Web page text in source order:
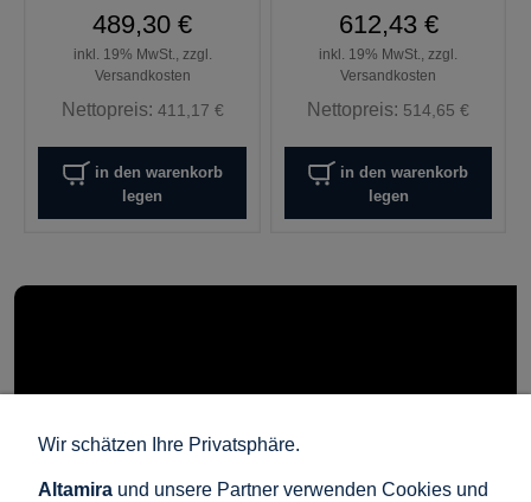
489,30 €
inkl. 19% MwSt., zzgl.
Versandkosten
Nettopreis: 411,17 €
in den warenkorb
legen
612,43 €
inkl. 19% MwSt., zzgl.
Versandkosten
Nettopreis: 514,65 €
in den warenkorb
legen
Wir schätzen Ihre Privatsphäre.
Altamira und unsere Partner verwenden Cookies und